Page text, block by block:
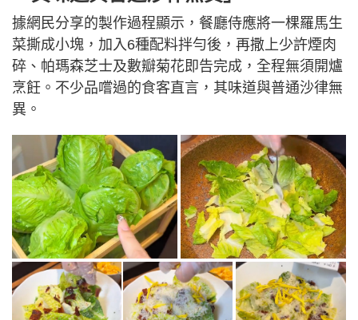
據網民分享的製作過程顯示，餐廳侍應將一棵羅馬生
菜撕成小塊，加入6種配料拌勻後，再撒上少許煙肉
碎、帕瑪森芝士及數瓣菊花即告完成，全程無須開爐
烹飪。不少品嚐過的食客直言，其味道與普通沙律無
異。